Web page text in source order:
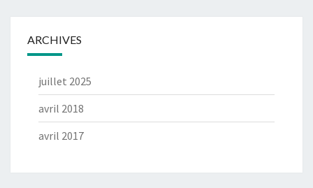
ARCHIVES
juillet 2025
avril 2018
avril 2017